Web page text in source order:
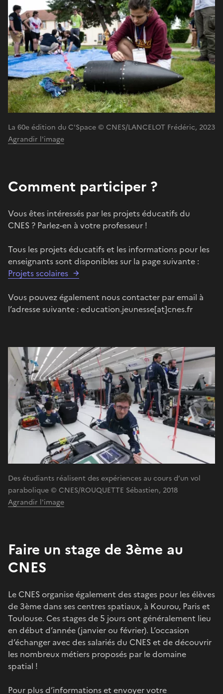
La 60e édition du C'Space © CNES/LANCELOT Frédéric, 2023
Agrandir l'image
Comment participer ?
Vous êtes intéressés par les projets éducatifs du
CNES ? Parlez-en à votre professeur !
Tous les projets éducatifs et les informations pour les
enseignants sont disponibles sur la page suivante :
Projets scolaires
Vous pouvez également nous contacter par email à
l’adresse suivante : education.jeunesse[at]cnes.fr
Des étudiants réalisent des expériences au cours d’un vol
parabolique © CNES/ROUQUETTE Sébastien, 2018
Agrandir l'image
Faire un stage de 3ème au
CNES
Le CNES organise également des stages pour les élèves
de 3ème dans ses centres spatiaux, à Kourou, Paris et
Toulouse. Ces stages de 5 jours ont généralement lieu
en début d’année (janvier ou février). L’occasion
d’échanger avec des salariés du CNES et de découvrir
les nombreux métiers proposés par le domaine
spatial !
Pour plus d’informations et envoyer votre